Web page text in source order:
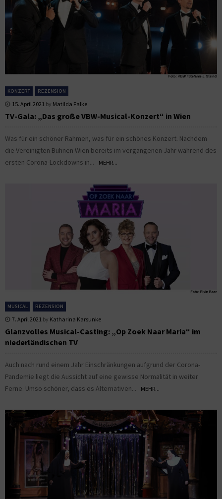
KONZERT REZENSION
15. April 2021 by Matilda Falke
TV-Gala: „Das große VBW-Musical-Konzert“ in Wien
Was für ein schöner Rahmen, was für ein schönes Konzert. Nachdem
die Vereinigten Bühnen Wien bereits im vergangenen Jahr während des
ersten Corona-Lockdowns in...
MEHR...
MUSICAL REZENSION
7. April 2021 by Katharina Karsunke
Glanzvolles Musical-Casting: „Op Zoek Naar Maria“ im
niederländischen TV
Auch nach rund einem Jahr Einschränkungen aufgrund der Corona-
Pandemie liegt die Aussicht auf eine gewisse Normalität in weiter
Ferne. Umso schöner, dass es Alternativen...
MEHR...